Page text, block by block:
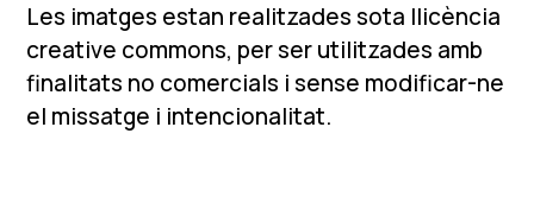
Les imatges estan realitzades sota llicència
creative commons, per ser utilitzades amb
finalitats no comercials i sense modificar-ne
el missatge i intencionalitat.